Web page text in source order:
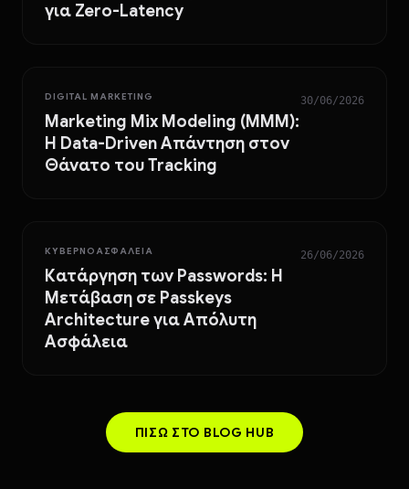
για Zero-Latency
DIGITAL MARKETING
Marketing Mix Modeling (MMM):
Η Data-Driven Απάντηση στον
Θάνατο του Tracking
30/06/2026
ΚΥΒΕΡΝΟΑΣΦΆΛΕΙΑ
Κατάργηση των Passwords: Η
Μετάβαση σε Passkeys
Architecture για Απόλυτη
Ασφάλεια
26/06/2026
ΠΊΣΩ ΣΤΟ BLOG HUB